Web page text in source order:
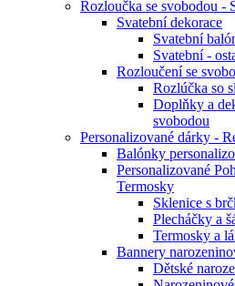
Rozloučka se svobodou -
Svatební dekorace
Svatební
Svatební -
Rozloučení se
Rozlúčka so
Doplňky a
svobodou
Personalizované dárky -
Balónky
Personalizované
Termosky
Sklenice s
Plecháčky a
Termosky a
Bannery
Dětské